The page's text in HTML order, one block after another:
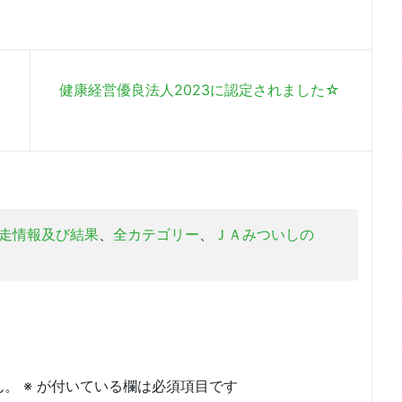
健康経営優良法人2023に認定されました☆
情報及び結果 全カテゴリー ＪＡみついしの
※ が付いている欄は必須項目です